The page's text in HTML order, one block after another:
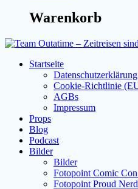
Warenkorb
Startseite
Datenschutzerklärung
Cookie-Richtlinie
AGBs
Impressum
Props
Blog
Podcast
Bilder
Bilder
Fotopoint Comic
Fotopoint Proud